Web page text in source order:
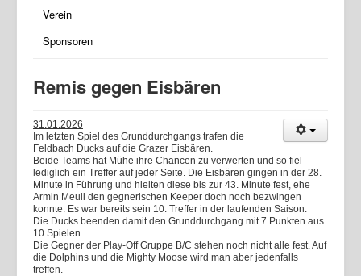
Verein
Sponsoren
Remis gegen Eisbären
31.01.2026
Im letzten Spiel des Grunddurchgangs trafen die
Feldbach Ducks auf die Grazer Eisbären.
Beide Teams hat Mühe ihre Chancen zu verwerten und so fiel
lediglich ein Treffer auf jeder Seite. Die Eisbären gingen in der 28.
Minute in Führung und hielten diese bis zur 43. Minute fest, ehe
Armin Meuli den gegnerischen Keeper doch noch bezwingen
konnte. Es war bereits sein 10. Treffer in der laufenden Saison.
Die Ducks beenden damit den Grunddurchgang mit 7 Punkten aus
10 Spielen.
Die Gegner der Play-Off Gruppe B/C stehen noch nicht alle fest. Auf
die Dolphins und die Mighty Moose wird man aber jedenfalls
treffen.